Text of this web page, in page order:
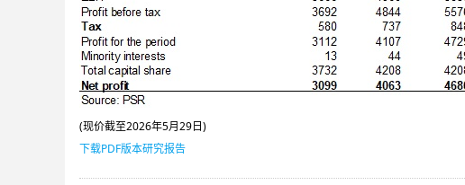
(现价截至2026年5月29日)
下载PDF版本研究报告